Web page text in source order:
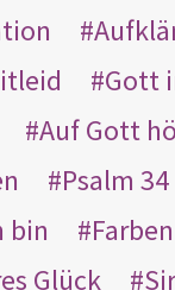
Gott
Auf Gott
Psalm 34
bin Farben
Glück